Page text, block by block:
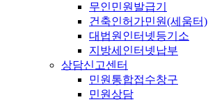
무인민원발급기
건축인허가민원(세움터)
대법원인터넷등기소
지방세인터넷납부
상담신고센터
민원통합접수창구
민원상담